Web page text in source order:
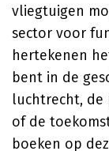
vliegtuigen
sector voor
hertekenen
bent in de
luchtrecht, de
of de
boeken op